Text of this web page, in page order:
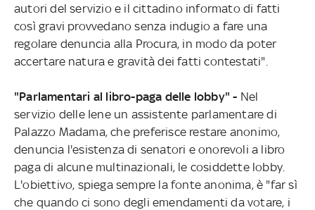
autori del servizio e il cittadino informato di fatti
così gravi provvedano senza indugio a fare una
regolare denuncia alla Procura, in modo da poter
accertare natura e gravità dei fatti contestati".
"Parlamentari al libro-paga delle lobby" - Nel
servizio delle Iene un assistente parlamentare di
Palazzo Madama, che preferisce restare anonimo,
denuncia l'esistenza di senatori e onorevoli a libro
paga di alcune multinazionali, le cosiddette lobby.
L'obiettivo, spiega sempre la fonte anonima, è "far sì
che quando ci sono degli emendamenti da votare, i